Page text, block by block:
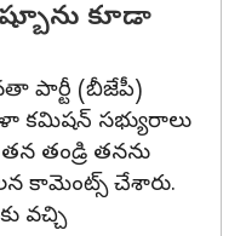
కూడా
పార్టీ (బీజేపీ)
సభ్యురాలు
తండ్రి తనను
కామెంట్స్ చేశారు.
వచ్చి